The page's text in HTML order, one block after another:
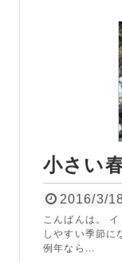
小さい
2016/3/
こんばんは。
しやすい季節に
例年なら...